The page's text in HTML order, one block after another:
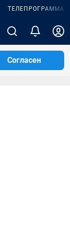
ТЕЛЕПРОГРАММА
Согласен